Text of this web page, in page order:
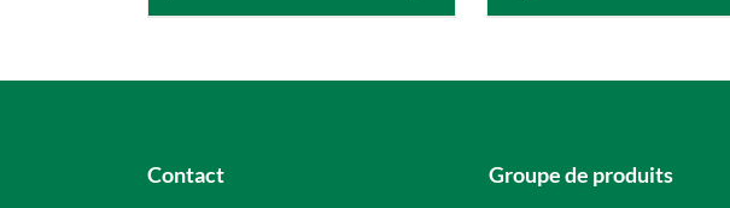
Contact Groupe de produits